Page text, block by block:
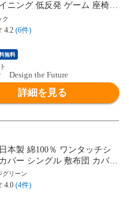
ニング 低反発 ゲーム 座椅子
パクト 一人掛け 座いす 座イ
人掛け ソファー チェア ハイ
〔レッド〕【予約】8月下
出荷予定
ク
4.2 (6件)
無料
Design the Future
詳細を見る
本製 綿100％ ワンタッチシ
バー シングル 敷布団 カバー
ベッドカバー ワンタッチシ
ットン 国産 おしゃれ 22700
リーン〕
グリーン
4.0 (4件)